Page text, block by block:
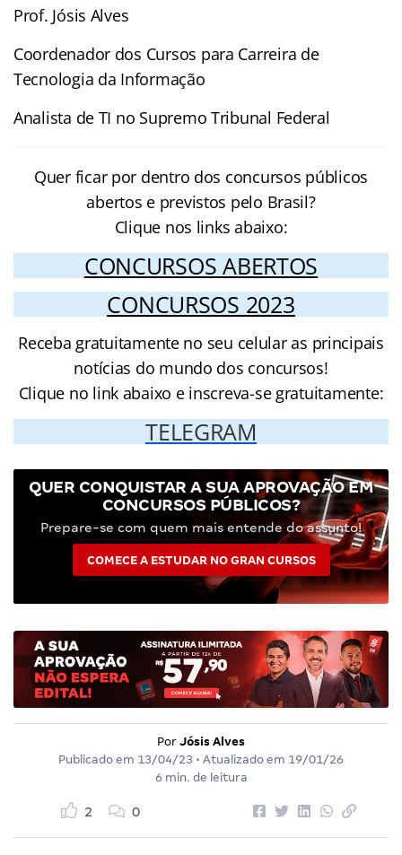
Prof. Jósis Alves
Coordenador dos Cursos para Carreira de
Tecnologia da Informação
Analista de TI no Supremo Tribunal Federal
Quer ficar por dentro dos concursos públicos
abertos e previstos pelo Brasil?
Clique nos links abaixo:
CONCURSOS ABERTOS
CONCURSOS 2023
Receba gratuitamente no seu celular as principais
notícias do mundo dos concursos!
Clique no link abaixo e inscreva-se gratuitamente:
TELEGRAM
QUER CONQUISTAR A SUA APROVAÇÃO EM
CONCURSOS PÚBLICOS?
Prepare-se com quem mais entende do assunto!
COMECE A ESTUDAR NO GRAN CURSOS
Por Jósis Alves
Publicado em 13/04/23 • Atualizado em 19/01/26
6 min. de leitura
2 0